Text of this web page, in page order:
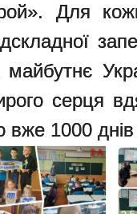
Для
майбутнє
серця
вже 1000 днів